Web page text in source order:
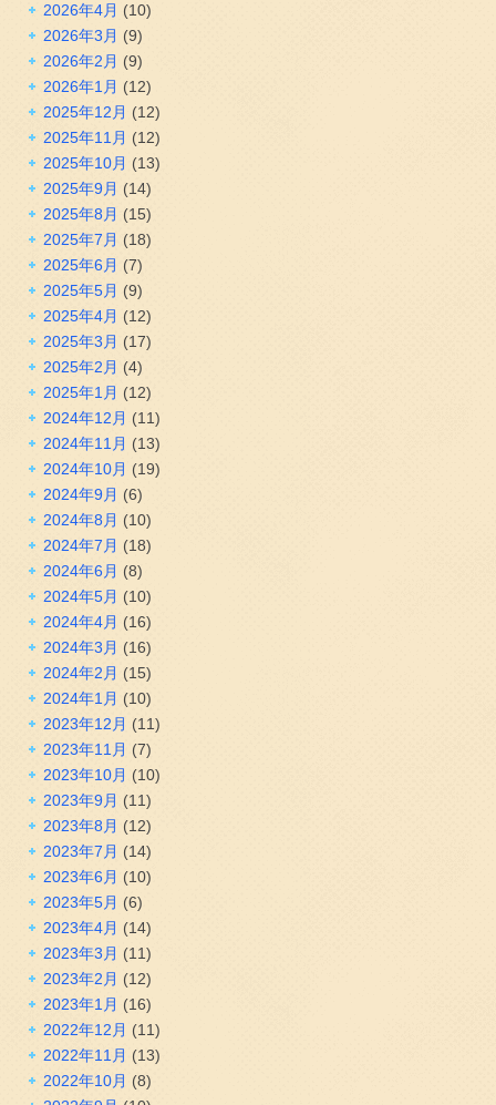
2026年4月 (10)
2026年3月 (9)
2026年2月 (9)
2026年1月 (12)
2025年12月 (12)
2025年11月 (12)
2025年10月 (13)
2025年9月 (14)
2025年8月 (15)
2025年7月 (18)
2025年6月 (7)
2025年5月 (9)
2025年4月 (12)
2025年3月 (17)
2025年2月 (4)
2025年1月 (12)
2024年12月 (11)
2024年11月 (13)
2024年10月 (19)
2024年9月 (6)
2024年8月 (10)
2024年7月 (18)
2024年6月 (8)
2024年5月 (10)
2024年4月 (16)
2024年3月 (16)
2024年2月 (15)
2024年1月 (10)
2023年12月 (11)
2023年11月 (7)
2023年10月 (10)
2023年9月 (11)
2023年8月 (12)
2023年7月 (14)
2023年6月 (10)
2023年5月 (6)
2023年4月 (14)
2023年3月 (11)
2023年2月 (12)
2023年1月 (16)
2022年12月 (11)
2022年11月 (13)
2022年10月 (8)